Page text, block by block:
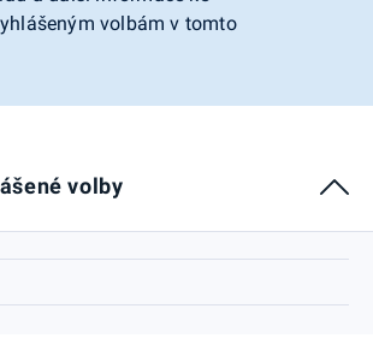
volbám v tomto
volby